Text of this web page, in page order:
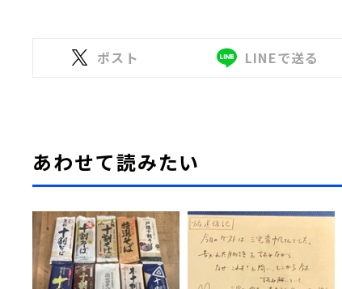
ポスト LINEで送る
あわせて読みたい